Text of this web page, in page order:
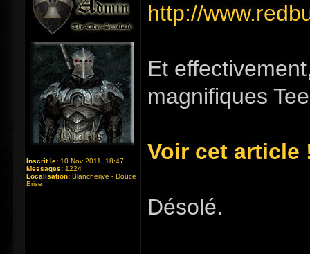
Inscrit le: 10 Nov 2011, 18:47
Messages: 1224
Localisation: Blancherive - Douce
Brise
http://
Et
magnifiques
Voir cet article
Désolé.